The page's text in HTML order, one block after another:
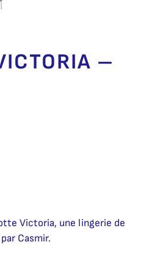
–
Victoria, une lingerie de
Casmir.